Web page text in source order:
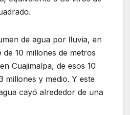
de agua por lluvia, en
10 millones de metros
Cuajimalpa, de esos 10
millones y medio. Y este
cayó alrededor de una